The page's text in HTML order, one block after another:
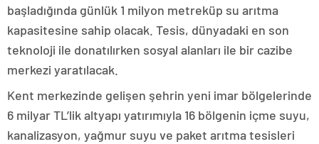
başladığında günlük 1 milyon metreküp su arıtma
kapasitesine sahip olacak. Tesis, dünyadaki en son
teknoloji ile donatılırken sosyal alanları ile bir cazibe
merkezi yaratılacak.
Kent merkezinde gelişen şehrin yeni imar bölgelerinde
6 milyar TL’lik altyapı yatırımıyla 16 bölgenin içme suyu,
kanalizasyon, yağmur suyu ve paket arıtma tesisleri